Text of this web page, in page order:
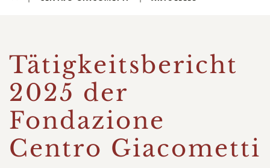
Tätigkeitsbericht
2025 der
Fondazione
Centro Giacometti